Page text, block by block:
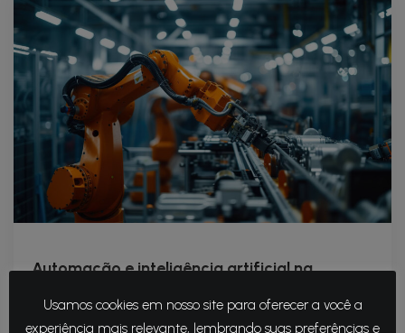
Automação e inteligência artificial na
indústria automotiva
28 de maio de 2024
Usamos cookies em nosso site para oferecer a você a
experiência mais relevante, lembrando suas preferências e